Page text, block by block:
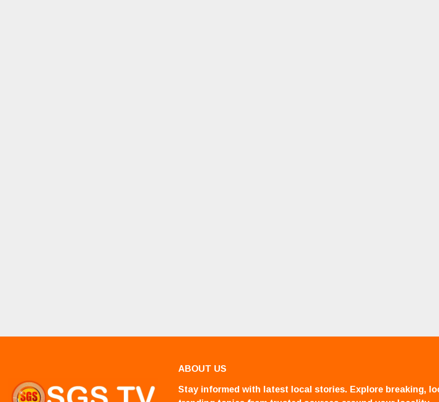
ABOUT US
Stay informed with latest local stories. Explore breaking,